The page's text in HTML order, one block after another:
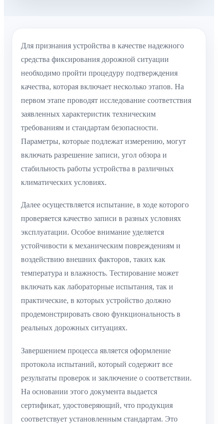
Для признания устройства в качестве надежного
средства фиксирования дорожной ситуации
необходимо пройти процедуру подтверждения
качества, которая включает несколько этапов. На
первом этапе проводят исследование соответствия
заявленных характеристик техническим
требованиям и стандартам безопасности.
Параметры, которые подлежат измерению, могут
включать разрешение записи, угол обзора и
стабильность работы устройства в различных
климатических условиях.
Далее осуществляется испытание, в ходе которого
проверяется качество записи в разных условиях
эксплуатации. Особое внимание уделяется
устойчивости к механическим повреждениям и
воздействию внешних факторов, таких как
температура и влажность. Тестирование может
включать как лабораторные испытания, так и
практические, в которых устройство должно
продемонстрировать свою функциональность в
реальных дорожных ситуациях.
Завершением процесса является оформление
протокола испытаний, который содержит все
результаты проверок и заключение о соответствии.
На основании этого документа выдается
сертификат, удостоверяющий, что продукция
соответствует установленным стандартам. Это